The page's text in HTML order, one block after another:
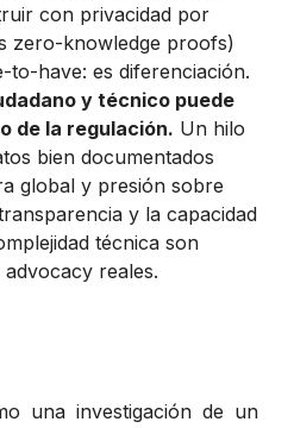
con privacidad por
zero-knowledge proofs)
to-have: es diferenciación.
y técnico puede
de la regulación. Un hilo
bien documentados
global y presión sobre
y la capacidad
técnica son
reales.
una investigación de un